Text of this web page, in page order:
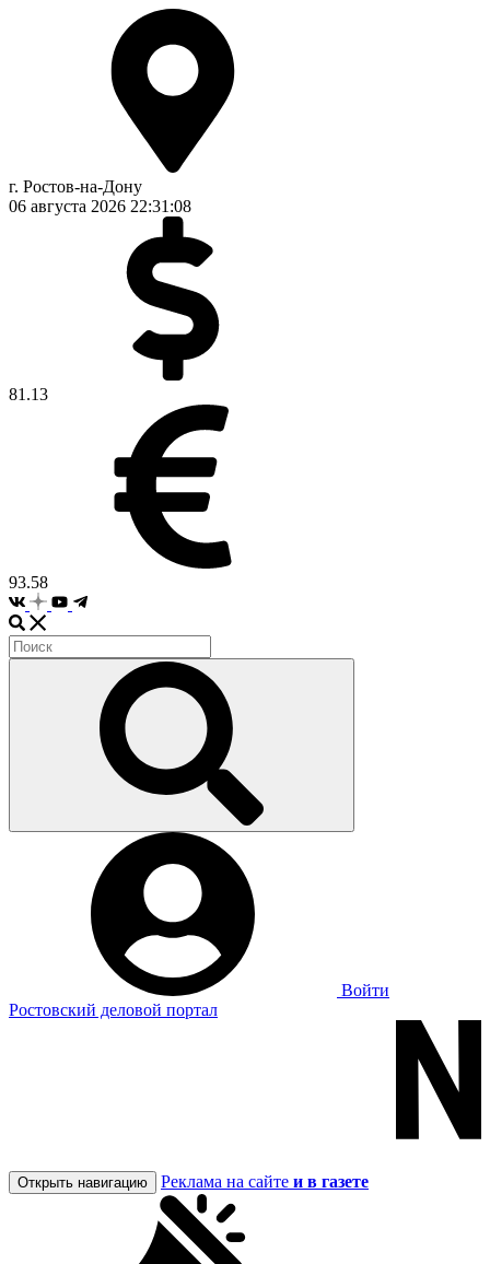
г. Ростов-на-Дону
06 августа 2026 22:31:08
81.13
93.58
Войти
Ростовский деловой портал
Открыть навигацию Реклама на сайте и в газете